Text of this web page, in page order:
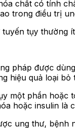
chất có tính
trong điều trị
tụy thường
pháp được
hiệu quả loại bỏ
một phần hoặc
hoặc insulin là
ung thư, bệnh